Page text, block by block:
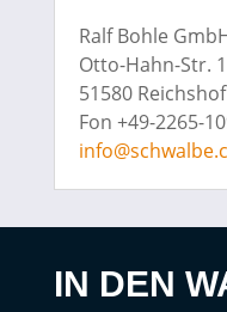
Ralf Bohle
Otto-Hahn-Str. 1
51580 Reichshof
Fon +49-2265-
IN DEN